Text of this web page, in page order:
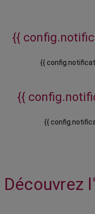
{{
{{
{{
{{
Découvrez